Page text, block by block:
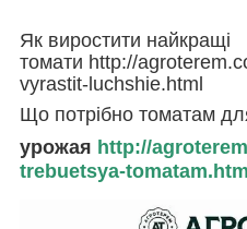
Як виростити найкращі
томати http://
vyrastit-luchshie.html
Що потрібно томатам
урожая http://
trebuetsya-